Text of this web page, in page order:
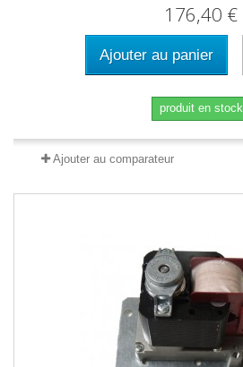
176,40 €
Ajouter au panier
produit en stock
Ajouter au comparateur